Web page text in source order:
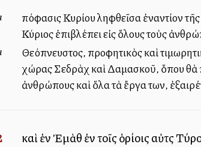
Ἀπόφασις Κυρίου ληφθεῖσα ἐναντίον
Κύριος ἐπιβλέπει εἰς ὅλους τοὺς
Θεόπνευστος, προφητικὸς καὶ
χώρας Σεδρὰχ καὶ Δαμασκοῦ, ὅπου θὰ
ἀνθρώπους καὶ ὅλα τὰ ἔργα των,
καὶ ἐν Ἐμὰθ ἐν τοῖς ὁρίοις αὐτῆς